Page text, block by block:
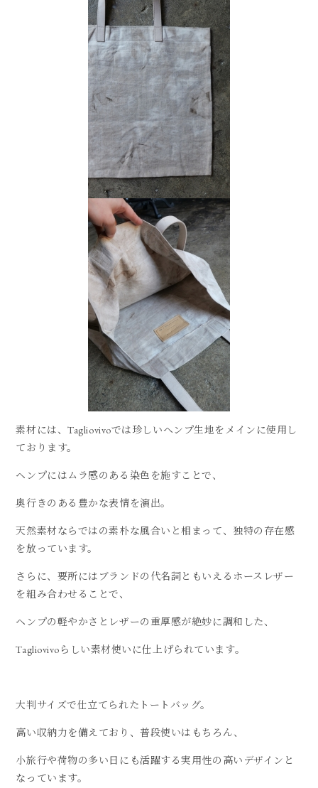
素材には、Tagliovivoでは珍しいヘンプ生地をメインに使用し
ております。
ヘンプにはムラ感のある染色を施すことで、
奥行きのある豊かな表情を演出。
天然素材ならではの素朴な風合いと相まって、独特の存在感
を放っています。
さらに、要所にはブランドの代名詞ともいえるホースレザー
を組み合わせることで、
ヘンプの軽やかさとレザーの重厚感が絶妙に調和した、
Tagliovivoらしい素材使いに仕上げられています。
大判サイズで仕立てられたトートバッグ。
高い収納力を備えており、普段使いはもちろん、
小旅行や荷物の多い日にも活躍する実用性の高いデザインと
なっています。